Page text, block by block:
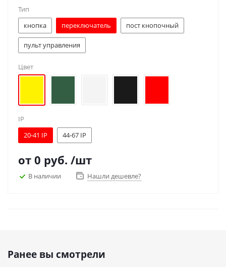
Тип
кнопка
переключатель пост кнопочный
пульт управления
Цвет
IP
20-41 IP
44-67 IP
от 0 руб. /шт
В наличии Нашли дешевле?
Ранее вы смотрели